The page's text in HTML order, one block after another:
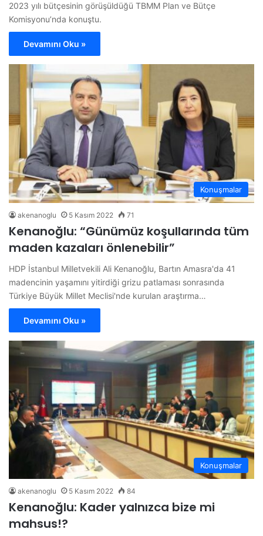
2023 yılı bütçesinin görüşüldüğü TBMM Plan ve Bütçe
Komisyonu’nda konuştu.
Devamını Oku »
Konuşmalar
akenanoglu 5 Kasım 2022 71
Kenanoğlu: “Günümüz koşullarında tüm
maden kazaları önlenebilir”
HDP İstanbul Milletvekili Ali Kenanoğlu, Bartın Amasra'da 41
madencinin yaşamını yitirdiği grizu patlaması sonrasında
Türkiye Büyük Millet Meclisi'nde kurulan araştırma…
Devamını Oku »
Konuşmalar
akenanoglu 5 Kasım 2022 84
Kenanoğlu: Kader yalnızca bize mi
mahsus!?